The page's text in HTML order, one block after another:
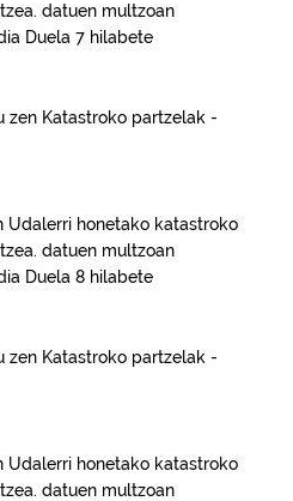
datuen multzoan
Duela 7 hilabete
zen Katastroko partzelak -
Udalerri honetako katastroko
datuen multzoan
Duela 8 hilabete
zen Katastroko partzelak -
Udalerri honetako katastroko
datuen multzoan